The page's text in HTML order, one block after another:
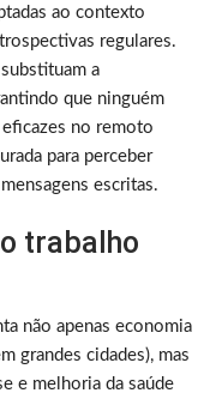
ao contexto
regulares.
a
que ninguém
no remoto
para perceber
escritas.
trabalho
não apenas economia
grandes cidades), mas
e melhoria da saúde